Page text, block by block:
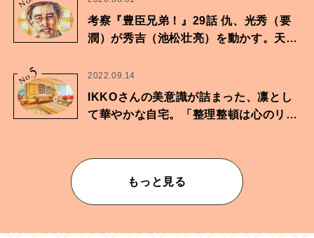
考察『豊臣兄弟！』29話 仇、光秀（要
潤）が秀吉（池松壮亮）を動かす。天下
No.5 2022.09.14
IKKOさんの美意識が詰まった、凛とし
て華やかな自宅。「整理整頓は心のリズ
もっと見る